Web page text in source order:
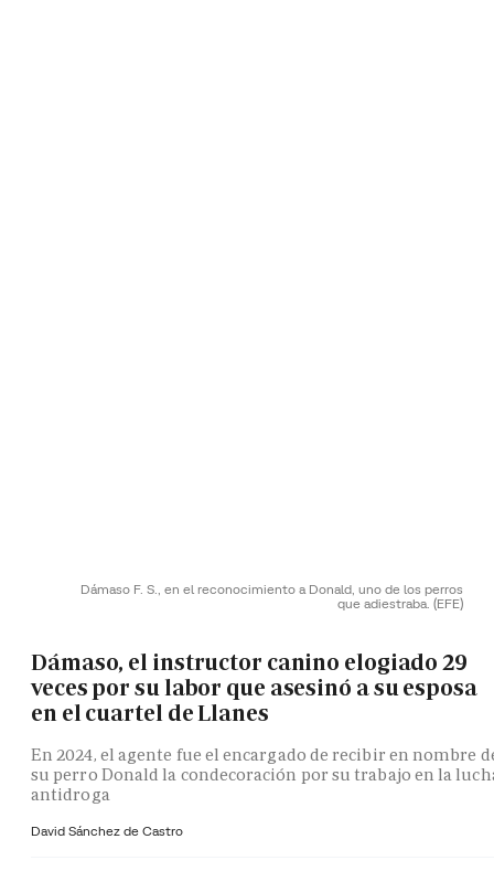
Dámaso F. S., en el reconocimiento a Donald, uno de los perros
que adiestraba. (EFE)
Dámaso, el instructor canino elogiado 29
veces por su labor que asesinó a su esposa
en el cuartel de Llanes
En 2024, el agente fue el encargado de recibir en nombre
su perro Donald la condecoración por su trabajo en la
antidroga
David Sánchez de Castro